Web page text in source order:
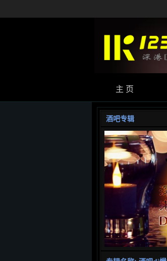
主 页
酒吧专辑